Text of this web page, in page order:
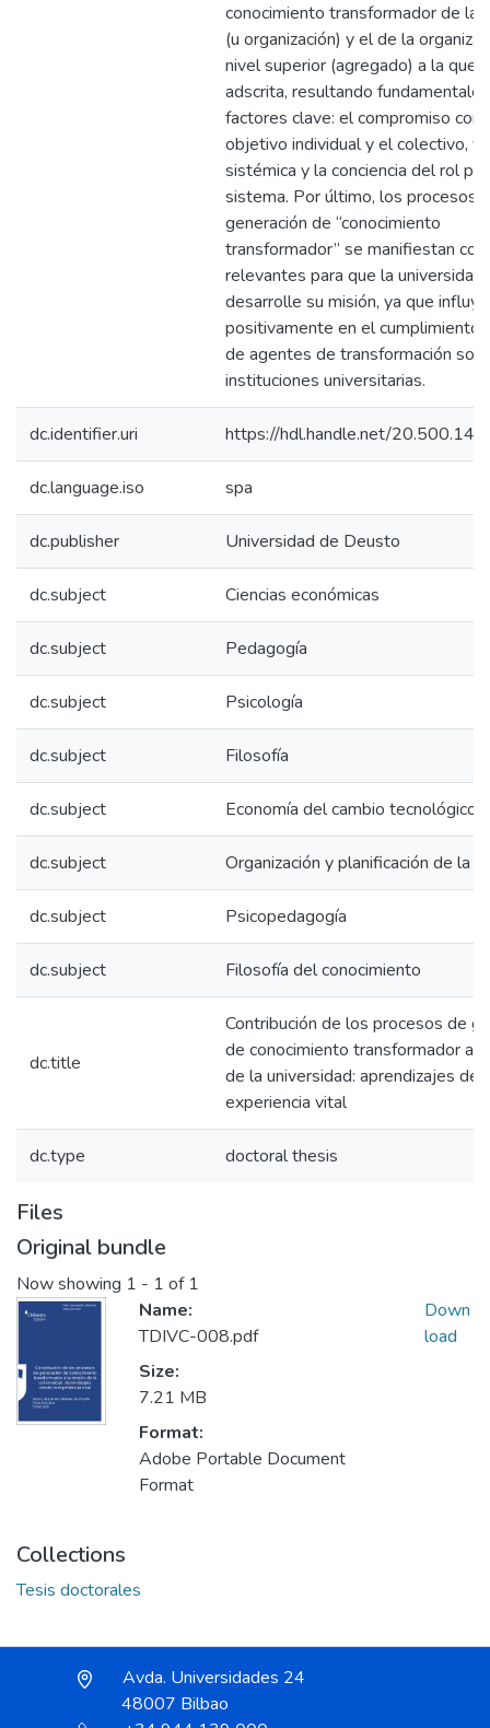
conocimiento transformador de la
(u organización) y el de la
nivel superior (agregado) a la que
adscrita, resultando
factores clave: el compromiso con
objetivo individual y el colectivo, y
sistémica y la conciencia del rol
sistema. Por último, los procesos
generación de “conocimiento
transformador” se manifiestan
relevantes para que la universidad
desarrolle su misión, ya que
positivamente en el cumplimiento
de agentes de transformación
instituciones universitarias.
dc.identifier.uri https://hdl.handle.net/
dc.language.iso spa
dc.publisher Universidad de Deusto
dc.subject Ciencias económicas
dc.subject Pedagogía
dc.subject Psicología
dc.subject Filosofía
dc.subject Economía del cambio tecnológico
dc.subject Organización y planificación de la
dc.subject Psicopedagogía
dc.subject Filosofía del conocimiento
dc.title
Contribución de los procesos de
de conocimiento transformador a
de la universidad: aprendizajes
experiencia vital
dc.type doctoral thesis
Files
Original bundle
Now showing 1 - 1 of 1
Name:
TDIVC-008.pdf
Size:
7.21 MB
Format:
Adobe Portable Document
Format
Down
load
Collections
Tesis doctorales
Avda. Universidades 24
48007 Bilbao